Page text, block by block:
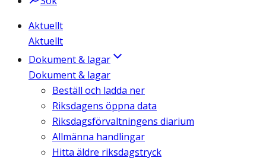
Aktuellt
Aktuellt
Dokument & lagar
Dokument & lagar
Beställ och ladda ner
Riksdagens öppna data
Riksdagsförvaltningens diarium
Allmänna handlingar
Hitta äldre riksdagstryck